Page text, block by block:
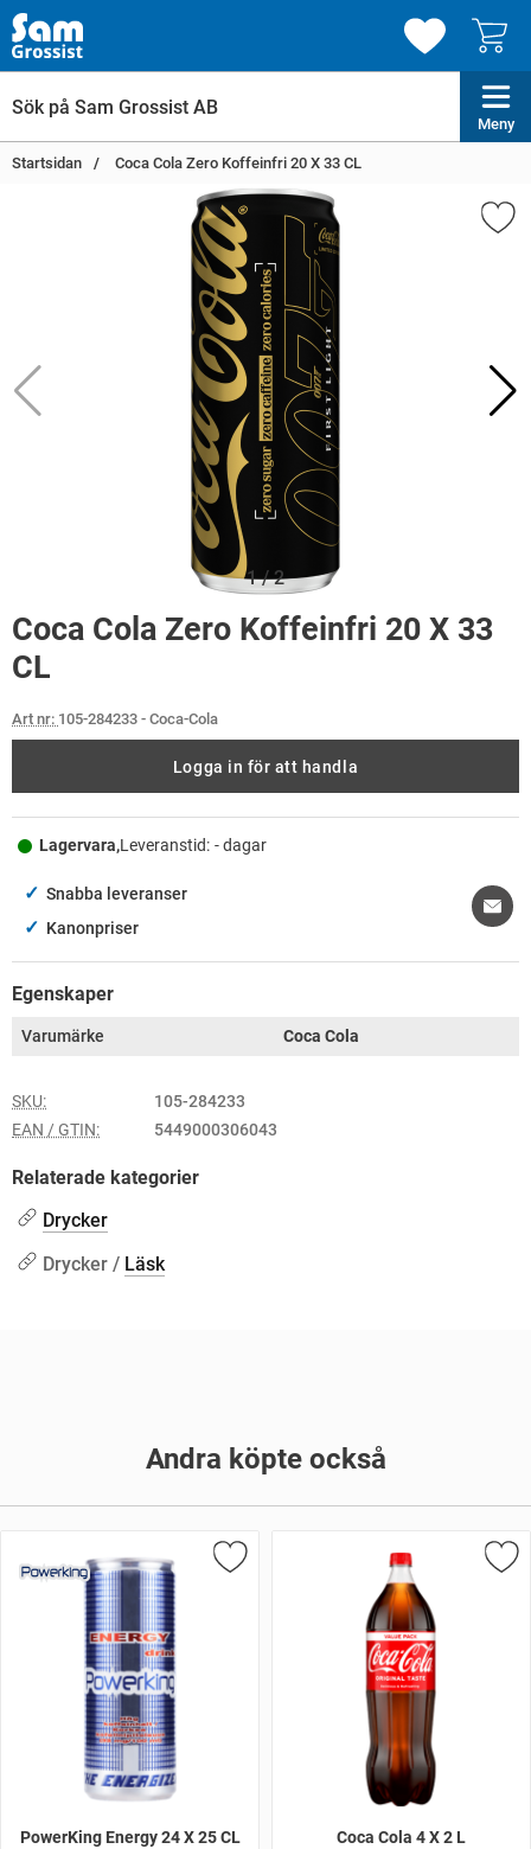
Meny
Startsidan Coca Cola Zero Koffeinfri 20 X 33 CL
1/2
Coca Cola Zero Koffeinfri 20 X 33
CL
Art nr: 105-284233 - Coca-Cola
Logga in för att handla
Lagervara,Leveranstid: - dagar
✓ Snabba leveranser
✓ Kanonpriser
Egenskaper
Varumärke Coca Cola
SKU:
105-284233
EAN / GTIN:
5449000306043
Relaterade kategorier
Drycker
Drycker / Läsk
Andra köpte också
PowerKing Energy 24 X 25 CL Coca Cola 4 X 2 L